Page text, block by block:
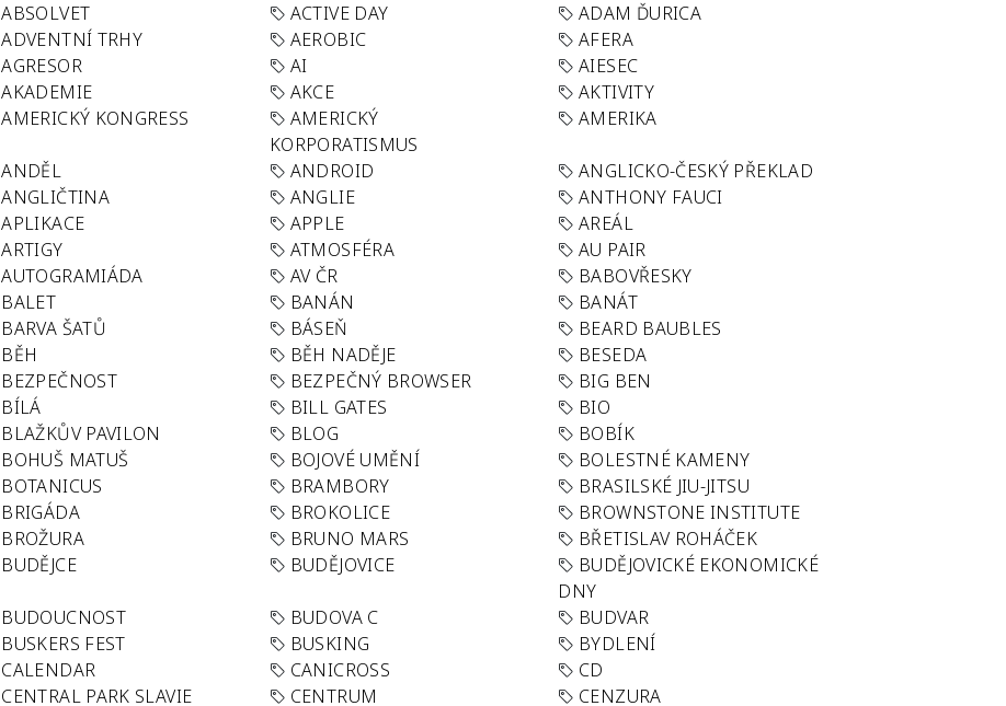
ABSOLVET ACTIVE DAY
ADAM ĎURICA
ADVENTNÍ TRHY AEROBIC
AFERA
AGRESOR AI
AIESEC
AKADEMIE AKCE
AKTIVITY
AMERICKÝ KONGRESS
AMERICKÝ
KORPORATISMUS
AMERIKA
ANDĚL ANDROID
ANGLICKO-ČESKÝ PŘEKLAD
ANGLIČTINA ANGLIE
ANTHONY FAUCI
APLIKACE APPLE
AREÁL
ARTIGY ATMOSFÉRA
AU PAIR
AUTOGRAMIÁDA AV ČR
BABOVŘESKY
BALET BANÁN
BANÁT
BARVA ŠATŮ BÁSEŇ
BEARD BAUBLES
BĚH BĚH NADĚJE
BESEDA
BEZPEČNOST BEZPEČNÝ BROWSER
BIG BEN
BÍLÁ BILL GATES
BIO
BLAŽKŮV PAVILON BLOG
BOBÍK
BOHUŠ MATUŠ BOJOVÉ UMĚNÍ
BOLESTNÉ KAMENY
BOTANICUS BRAMBORY
BRASILSKÉ JIU-JITSU
BRIGÁDA BROKOLICE
BROWNSTONE INSTITUTE
BROŽURA BRUNO MARS
BŘETISLAV ROHÁČEK
BUDĚJCE BUDĚJOVICE
BUDĚJOVICKÉ EKONOMICKÉ
DNY
BUDOUCNOST BUDOVA C
BUDVAR
BUSKERS FEST BUSKING
BYDLENÍ
CALENDAR CANICROSS
CD
CENTRAL PARK SLAVIE CENTRUM
CENZURA